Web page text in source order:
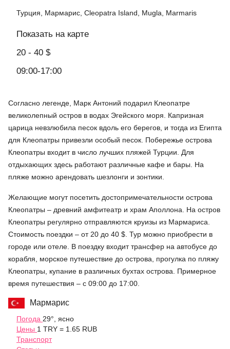
Турция, Мармарис, Cleopatra Island, Mugla, Marmaris
Показать на карте
20 - 40 $
09:00-17:00
Согласно легенде, Марк Антоний подарил Клеопатре
великолепный остров в водах Эгейского моря. Капризная
царица невзлюбила песок вдоль его берегов, и тогда из Египта
для Клеопатры привезли особый песок. Побережье острова
Клеопатры входит в число лучших пляжей Турции. Для
отдыхающих здесь работают различные кафе и бары. На
пляже можно арендовать шезлонги и зонтики.
Желающие могут посетить достопримечательности острова
Клеопатры – древний амфитеатр и храм Аполлона. На остров
Клеопатры регулярно отправляются круизы из Мармариса.
Стоимость поездки – от 20 до 40 $. Тур можно приобрести в
городе или отеле. В поездку входит трансфер на автобусе до
корабля, морское путешествие до острова, прогулка по пляжу
Клеопатры, купание в различных бухтах острова. Примерное
время путешествия – с 09:00 до 17:00.
Мармарис
Погода 29°, ясно
Цены 1 TRY = 1.65 RUB
Транспорт